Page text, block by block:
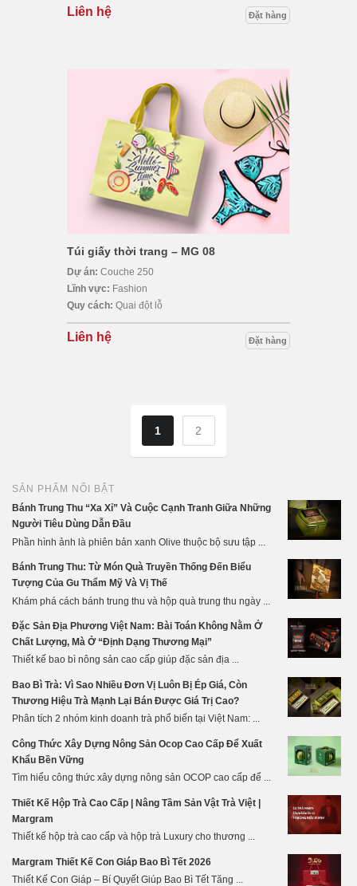
Liên hệ Đặt hàng
Túi giấy thời trang – MG 08
Dự án: Couche 250
Lĩnh vực: Fashion
Quy cách: Quai đột lỗ
Liên hệ Đặt hàng
1 2
SẢN PHẨM NỔI BẬT
Bánh Trung Thu “Xa Xỉ” Và Cuộc Cạnh Tranh Giữa Những
Người Tiêu Dùng Dẫn Đầu
Phần hình ảnh là phiên bản xanh Olive thuộc bộ sưu tập ...
Bánh Trung Thu: Từ Món Quà Truyền Thống Đến Biểu
Tượng Của Gu Thẩm Mỹ Và Vị Thế
Khám phá cách bánh trung thu và hộp quà trung thu ngày ...
Đặc Sản Địa Phương Việt Nam: Bài Toán Không Nằm Ở
Chất Lượng, Mà Ở “Định Dạng Thương Mại”
Thiết kế bao bì nông sản cao cấp giúp đặc sản địa ...
Bao Bì Trà: Vì Sao Nhiều Đơn Vị Luôn Bị Ép Giá, Còn
Thương Hiệu Trà Mạnh Lại Bán Được Giá Trị Cao?
Phân tích 2 nhóm kinh doanh trà phổ biến tại Việt Nam: ...
Công Thức Xây Dựng Nông Sản Ocop Cao Cấp Để Xuất
Khẩu Bền Vững
Tìm hiểu công thức xây dựng nông sản OCOP cao cấp để ...
Thiết Kế Hộp Trà Cao Cấp | Nâng Tầm Sản Vật Trà Việt |
Margram
Thiết kế hộp trà cao cấp và hộp trà Luxury cho thương ...
Margram Thiết Kế Con Giáp Bao Bì Tết 2026
Thiết Kế Con Giáp – Bí Quyết Giúp Bao Bì Tết Tăng ...